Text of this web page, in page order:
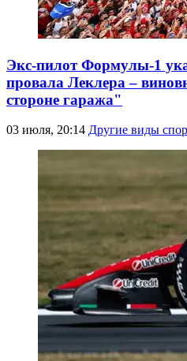
Экс-пилот Формулы-1
провала Леклера –
стороне гаража"
03 июля, 20:14 Другие виды